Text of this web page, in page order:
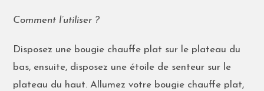
Comment l’utiliser ?
Disposez une bougie chauffe plat sur le plateau du
bas, ensuite, disposez une étoile de senteur sur le
plateau du haut. Allumez votre bougie chauffe plat,